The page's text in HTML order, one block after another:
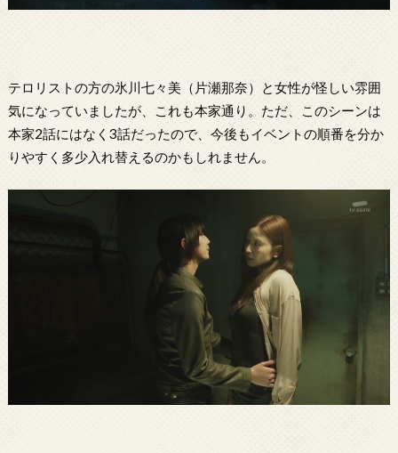
テロリストの方の氷川七々美（片瀬那奈）と女性が怪しい雰囲
気になっていましたが、これも本家通り。ただ、このシーンは
本家2話にはなく3話だったので、今後もイベントの順番を分か
りやすく多少入れ替えるのかもしれません。